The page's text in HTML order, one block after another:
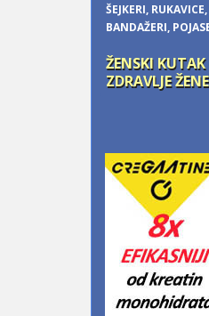
ŠEJKERI, RUKAVICE,
BANDAŽERI,
ŽENSKI
ZDRAVLJE ŽENE